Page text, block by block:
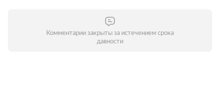
Комментарии закрыты за истечением срока
давности